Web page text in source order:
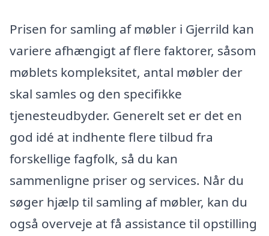
Prisen for samling af møbler i Gjerrild kan
variere afhængigt af flere faktorer, såsom
møblets kompleksitet, antal møbler der
skal samles og den specifikke
tjenesteudbyder. Generelt set er det en
god idé at indhente flere tilbud fra
forskellige fagfolk, så du kan
sammenligne priser og services. Når du
søger hjælp til samling af møbler, kan du
også overveje at få assistance til opstilling